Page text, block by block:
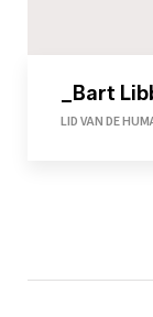
_Bart
LID VAN DE